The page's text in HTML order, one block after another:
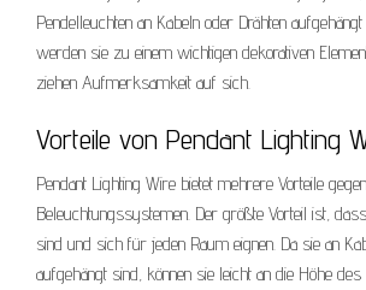
Pendelleuchten an Kabeln oder Drähten
werden sie zu einem wichtigen dekorativen
ziehen Aufmerksamkeit auf sich.
Vorteile von Pendant Lighting
Pendant Lighting Wire bietet mehrere Vorteile
Beleuchtungssystemen. Der größte Vorteil ist,
sind und sich für jeden Raum eignen. Da sie an
aufgehängt sind, können sie leicht an die Höhe